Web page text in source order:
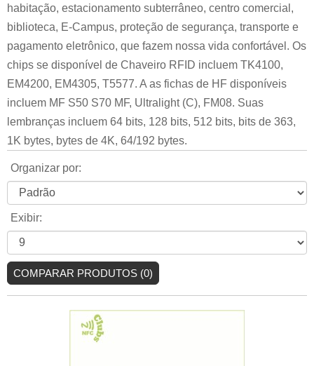
habitação, estacionamento subterrâneo, centro comercial,
biblioteca, E-Campus, proteção de segurança, transporte e
pagamento eletrônico, que fazem nossa vida confortável. Os
chips se disponível de Chaveiro RFID incluem TK4100,
EM4200, EM4305, T5577. A as fichas de HF disponíveis
incluem MF S50 S70 MF, Ultralight (C), FM08. Suas
lembranças incluem 64 bits, 128 bits, 512 bits, bits de 363,
1K bytes, bytes de 4K, 64/192 bytes.
Organizar por:
Exibir:
COMPARAR PRODUTOS (0)